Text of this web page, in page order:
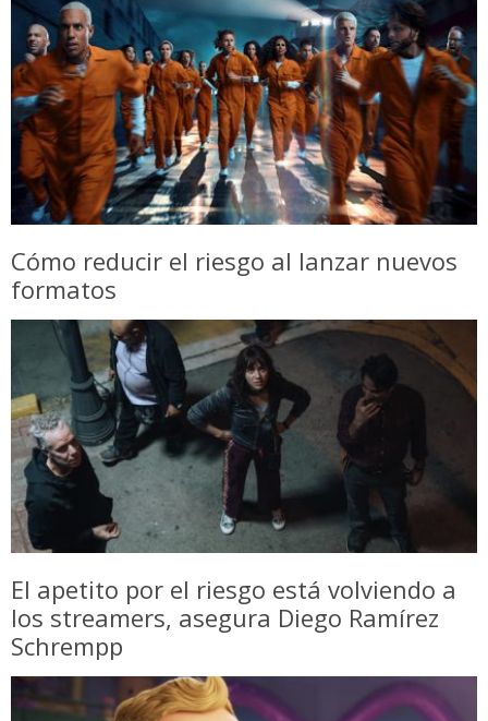
Cómo reducir el riesgo al lanzar nuevos
formatos
El apetito por el riesgo está volviendo a
los streamers, asegura Diego Ramírez
Schrempp